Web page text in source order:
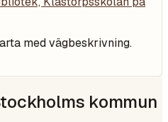
med vägbeskrivning.
kommun